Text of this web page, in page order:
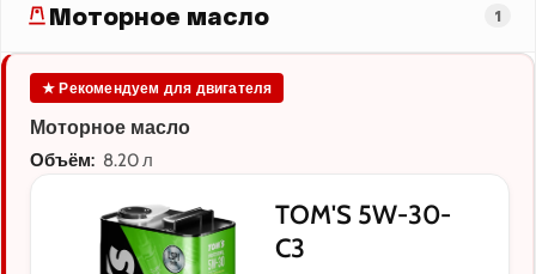
Моторное масло 1
★ Рекомендуем для двигателя
Моторное масло
Объём: 8.20 л
TOM'S 5W-30-
C3